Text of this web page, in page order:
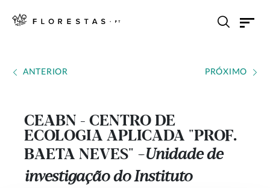
ANTERIOR PRÓXIMO
CEABN - CENTRO DE
ECOLOGIA APLICADA "PROF.
BAETA NEVES" --- Unidade de
investigação do Instituto